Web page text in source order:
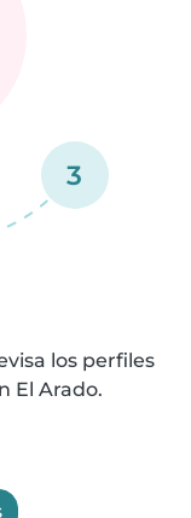
3
los perfiles
El Arado.